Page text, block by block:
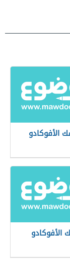
الأفوكادو
الأفوكادو